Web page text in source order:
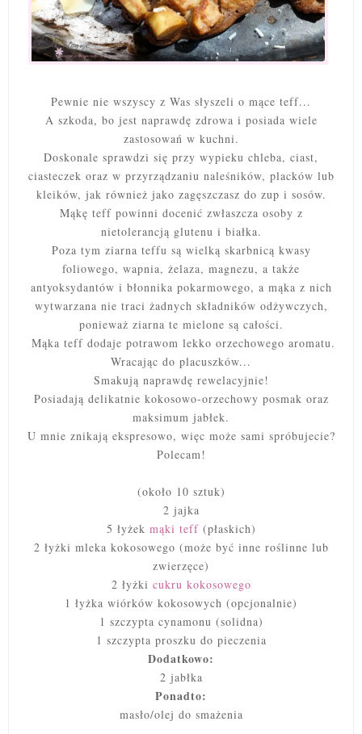
Pewnie nie wszyscy z Was słyszeli o mące teff...
A szkoda, bo jest naprawdę zdrowa i posiada wiele
zastosowań w kuchni.
Doskonale sprawdzi się przy wypieku chleba, ciast,
ciasteczek oraz w przyrządzaniu naleśników, placków lub
kleików, jak również jako zagęszczasz do zup i sosów.
Mąkę teff powinni docenić zwłaszcza osoby z
nietolerancją glutenu i białka.
Poza tym ziarna teffu są wielką skarbnicą kwasy
foliowego, wapnia, żelaza, magnezu, a także
antyoksydantów i błonnika pokarmowego, a mąka z nich
wytwarzana nie traci żadnych składników odżywczych,
ponieważ ziarna te mielone są całości.
Mąka teff dodaje potrawom lekko orzechowego aromatu.
Wracając do placuszków...
Smakują naprawdę rewelacyjnie!
Posiadają delikatnie kokosowo-orzechowy posmak oraz
maksimum jabłek.
U mnie znikają ekspresowo, więc może sami spróbujecie?
Polecam!
(około 10 sztuk)
2 jajka
5 łyżek mąki teff(płaskich)
2 łyżki mleka kokosowego (może być inne roślinne lub
zwierzęce)
2 łyżki cukru kokosowego
1 łyżka wiórków kokosowych (opcjonalnie)
1 szczypta cynamonu (solidna)
1 szczypta proszku do pieczenia
Dodatkowo:
2 jabłka
Ponadto:
masło/olej do smażenia